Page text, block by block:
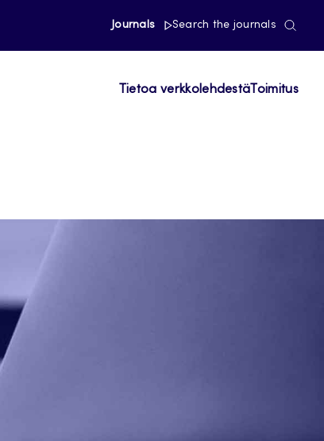
Journals Search the journals
Tietoa verkkolehdestä Toimitus